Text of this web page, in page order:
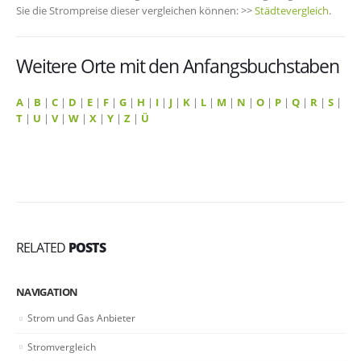
Sie die Strompreise dieser vergleichen können: >>Städtevergleich.
Weitere Orte mit den Anfangsbuchstaben
A | B | C | D | E | F | G | H | I | J | K | L | M | N | O | P | Q | R | S |
T | U | V| W | X | Y | Z | Ü
RELATED POSTS
NAVIGATION
Strom und Gas Anbieter
Stromvergleich